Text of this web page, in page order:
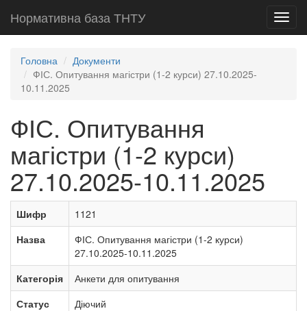
Нормативна база ТНТУ
Головна
Документи
ФІС. Опитування магістри (1-2 курси) 27.10.2025-
10.11.2025
ФІС. Опитування
магістри (1-2 курси)
27.10.2025-10.11.2025
Шифр
1121
Назва
ФІС. Опитування магістри (1-2 курси)
27.10.2025-10.11.2025
Категорія
Анкети для опитування
Статус
Діючий